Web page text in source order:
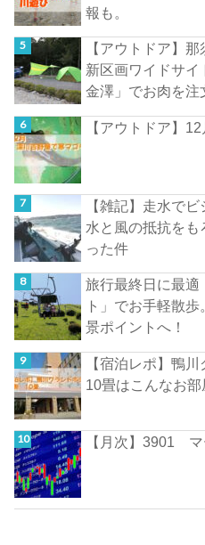
報も。
【アウトドア】
新区画ワイドサ
金澤」でお肉を注
【アウトドア】
【雑記】走水で
水と風の抵抗を
った件
旅行最終日に最
ト」でお手軽散
景ポイントへ！
【宿泊レポ】鴨
10畳はこんなお
【月次】3901